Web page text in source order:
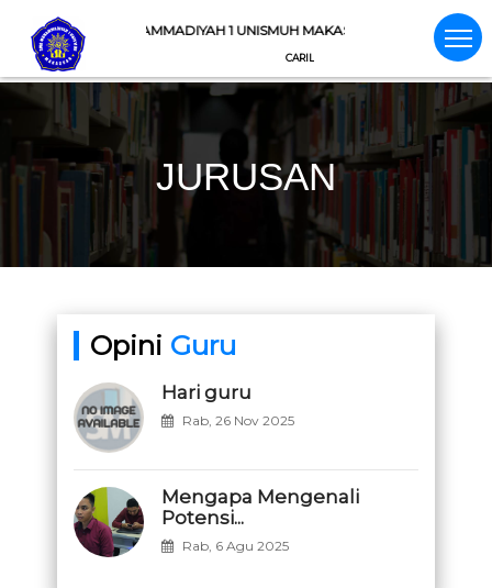
SMA MUHAMMADIYAH 1 UNISMUH MAKASSAR
CARILAH ILMU, PELAJARI, DAN BAGIKAN
JURUSAN
Opini Guru
Hari guru
Rab, 26 Nov 2025
Mengapa Mengenali
Potensi...
Rab, 6 Agu 2025